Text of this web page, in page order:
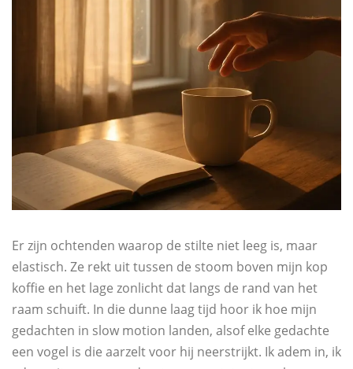
Er zijn ochtenden waarop de stilte niet leeg is, maar
elastisch. Ze rekt uit tussen de stoom boven mijn kop
koffie en het lage zonlicht dat langs de rand van het
raam schuift. In die dunne laag tijd hoor ik hoe mijn
gedachten in slow motion landen, alsof elke gedachte
een vogel is die aarzelt voor hij neerstrijkt. Ik adem in, ik